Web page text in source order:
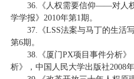
36.《人权需要信仰——对人
学学报》2010年第1期。
37.《LSS法案与马丁的生活
第6期。
38.《厦门PX项目事件分析
析》，中国人民大学出版社2008年